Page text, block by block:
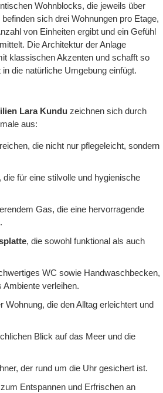
Wohnblocks, die jeweils über
sich drei Wohnungen pro Etage,
von Einheiten ergibt und ein Gefühl
Die Architektur der Anlage
klassischen Akzenten und schafft so
die natürliche Umgebung einfügt.
Lara Kundu zeichnen sich durch
aus:
die nicht nur pflegeleicht, sondern
, die für eine stilvolle und hygienische
Gas, die eine hervorragende
, die sowohl funktional als auch
WC sowie Handwaschbecken,
verleihen.
Wohnung, die den Alltag erleichtert und
Blick auf das Meer und die
der rund um die Uhr gesichert ist.
Entspannen und Erfrischen an